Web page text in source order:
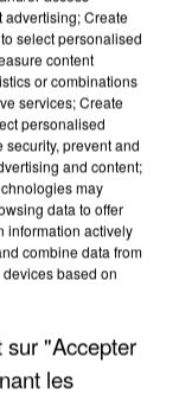
REFUGES
Create
select personalised
content
or combinations
services; Create
personalised
prevent and
and content;
may
data to offer
information actively
combine data from
based on
sur "Accepter
les